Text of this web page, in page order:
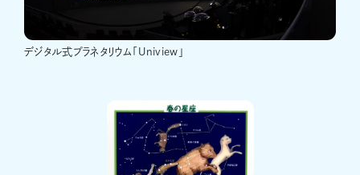
デジタル式プラネタリウム「Uniview」